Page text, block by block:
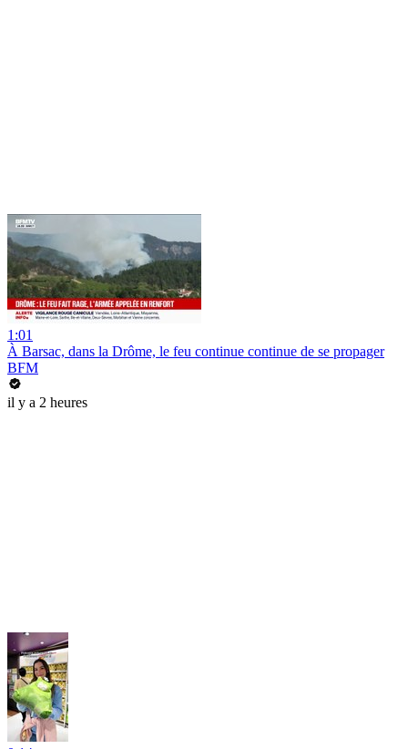
1:01
À Barsac, dans la Drôme, le feu continue continue de se propager
BFM
il y a 2 heures